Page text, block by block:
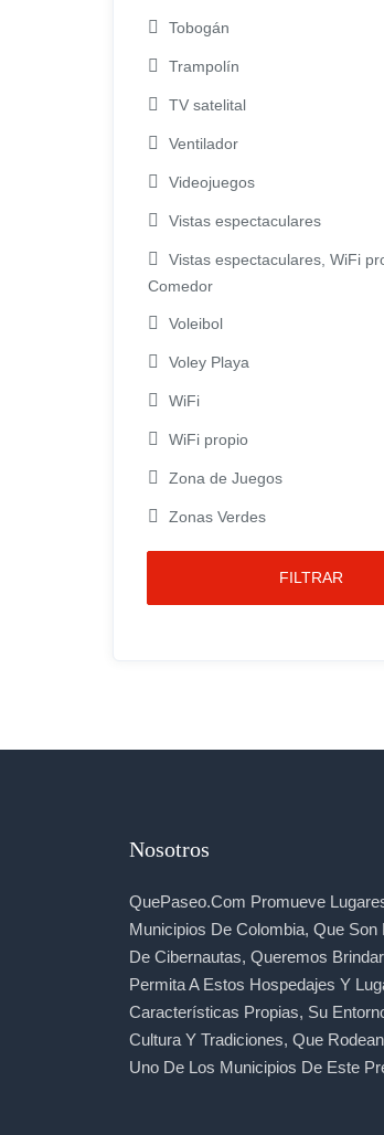
Tobogán
Trampolín
TV satelital
Ventilador
Videojuegos
Vistas espectaculares
Vistas espectaculares, WiFi
Comedor
Voleibol
Voley Playa
WiFi
WiFi propio
Zona de Juegos
Zonas Verdes
FILTRAR
Nosotros
QuePaseo.com Promueve
Municipios De Colombia, Que
De Cibernautas, Queremos
Permita A Estos Hospedajes Y
Características Propias, Su
Cultura Y Tradiciones, Que
Uno De Los Municipios De Este